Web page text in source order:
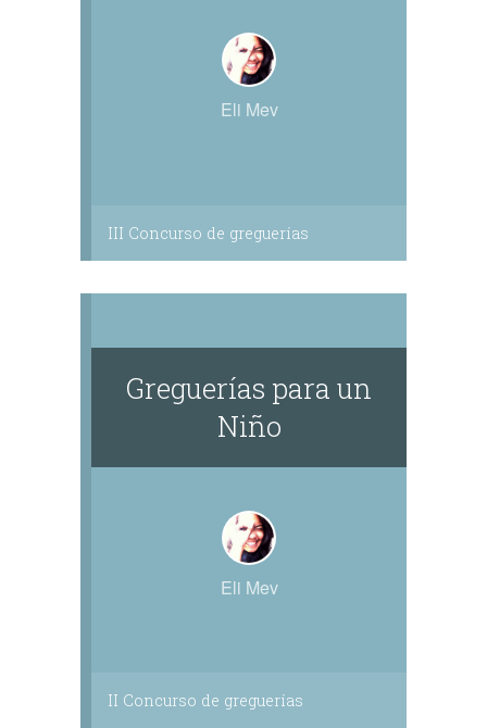
Eli Mev
III Concurso de greguerías
Greguerías para un
Niño
Eli Mev
II Concurso de greguerías